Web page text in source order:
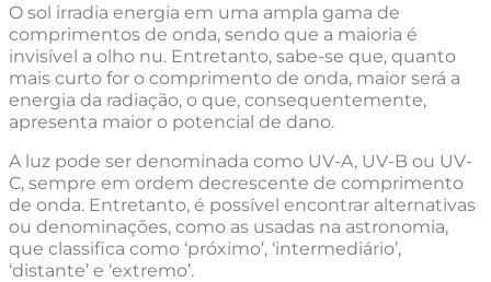
O sol irradia energia em uma ampla gama de
comprimentos de onda, sendo que a maioria é
invisível a olho nu. Entretanto, sabe-se que, quanto
mais curto for o comprimento de onda, maior será a
energia da radiação, o que, consequentemente,
apresenta maior o potencial de dano.
A luz pode ser denominada como UV-A, UV-B ou UV-
C, sempre em ordem decrescente de comprimento
de onda. Entretanto, é possível encontrar alternativas
ou denominações, como as usadas na astronomia,
que classifica como ‘próximo’, ‘intermediário’,
‘distante’ e ‘extremo’.